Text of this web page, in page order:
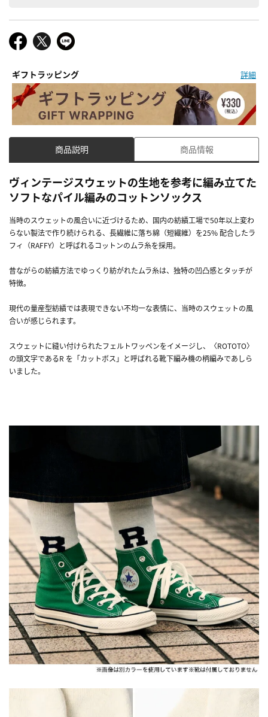
ギフトラッピング 詳細
商品説明 商品情報
ヴィンテージスウェットの生地を参考に編み立てた
ソフトなパイル編みのコットンソックス
当時のスウェットの風合いに近づけるため、国内の紡績工場で50年以上変わ
らない製法で作り続けられる、長繊維に落ち綿（短繊維）を25% 配合したラ
フィ（RAFFY）と呼ばれるコットンのムラ糸を採用。
昔ながらの紡績方法でゆっくり紡がれたムラ糸は、独特の凹凸感とタッチが
特徴。
現代の量産型紡績では表現できない不均一な表情に、当時のスウェットの風
合いが感じられます。
スウェットに縫い付けられたフェルトワッペンをイメージし、〈ROTOTO〉
の頭文字であるR を「カットボス」と呼ばれる靴下編み機の柄編みであしら
いました。